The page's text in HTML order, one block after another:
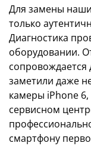
Для замены
только
Диагностика
оборудовании.
сопровождается
заметили даже
камеры iPhone
сервисном
смартфону